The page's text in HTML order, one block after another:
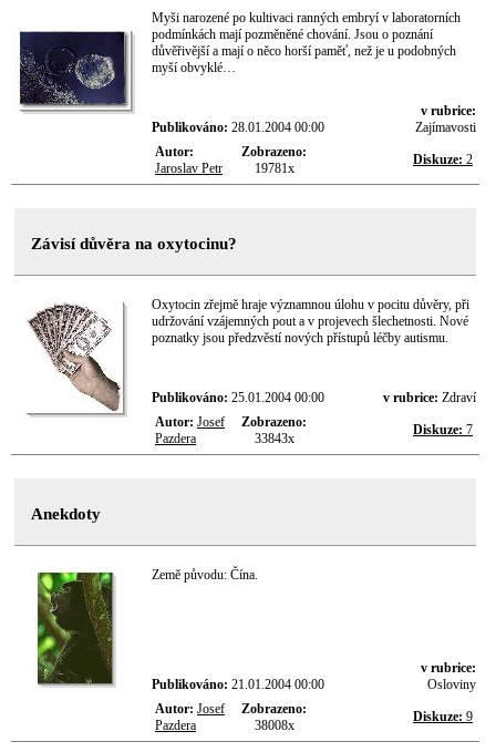
Myši narozené po kultivaci ranných embryí v laboratorních
podmínkách mají pozměněné chování. Jsou o poznání
důvěřivější a mají o něco horší paměť, než je u podobných
myší obvyklé…
Publikováno: 28.01.2004 00:00
v rubrice:
Zajímavosti
Autor:
Jaroslav Petr
Zobrazeno:
19781x
Diskuze: 2
Závisí důvěra na oxytocinu?
Oxytocin zřejmě hraje významnou úlohu v pocitu důvěry, při
udržování vzájemných pout a v projevech šlechetnosti. Nové
poznatky jsou předzvěstí nových přístupů léčby autismu.
Publikováno: 25.01.2004 00:00 v rubrice: Zdraví
Autor: Josef
Pazdera
Zobrazeno:
33843x
Diskuze: 7
Anekdoty
Země původu: Čína.
Publikováno: 21.01.2004 00:00
v rubrice:
Osloviny
Autor: Josef
Pazdera
Zobrazeno:
38008x
Diskuze: 9